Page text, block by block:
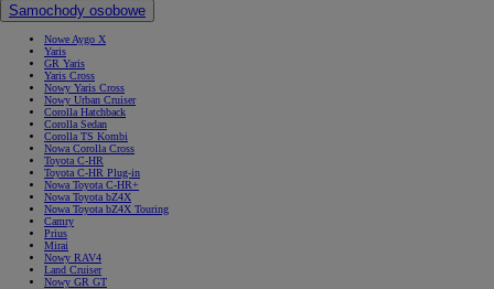
Samochody osobowe
Nowe Aygo X
Yaris
GR Yaris
Yaris Cross
Nowy Yaris Cross
Nowy Urban Cruiser
Corolla Hatchback
Corolla Sedan
Corolla TS Kombi
Nowa Corolla Cross
Toyota C-HR
Toyota C-HR Plug-in
Nowa Toyota C-HR+
Nowa Toyota bZ4X
Nowa Toyota bZ4X Touring
Camry
Prius
Mirai
Nowy RAV4
Land Cruiser
Nowy GR GT